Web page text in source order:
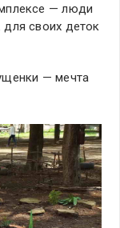
— люди
для своих деток
— мечта